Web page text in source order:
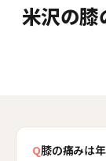
米沢の膝
Q膝の痛みは